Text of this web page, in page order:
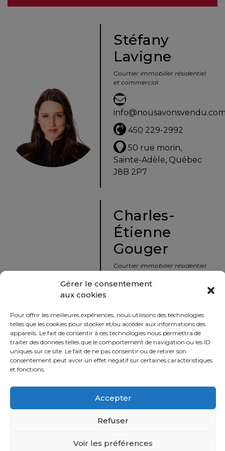
Gérer le consentement
aux cookies
Pour offrir les meilleures expériences, nous utilisons des technologies
telles que les cookies pour stocker et/ou accéder aux informations des
appareils. Le fait de consentir à ces technologies nous permettra de
traiter des données telles que le comportement de navigation ou les ID
uniques sur ce site. Le fait de ne pas consentir ou de retirer son
consentement peut avoir un effet négatif sur certaines caractéristiques
et fonctions.
Accepter
Refuser
Voir les préférences
Évaluation
Avec
un
immobilier
vers
la
tranquillité
d’esprit
défi
Stéfany
Lavigne
Courtier immobilier résidentiel
et commercial
450 229-2992
50 rue morin,
Sainte-Adèle, Québec
J8B 2P7
Charles-
Étienne
Gouger
Courtier immobilier résidentiel
450 229-2992
50 rue morin,
Sainte-Adèle, Québec
J8B 2P7
Partager
Politique